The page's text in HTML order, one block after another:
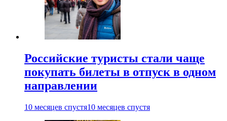
Российские туристы стали чаще
покупать билеты в отпуск в одном
направлении
10 месяцев спустя10 месяцев спустя